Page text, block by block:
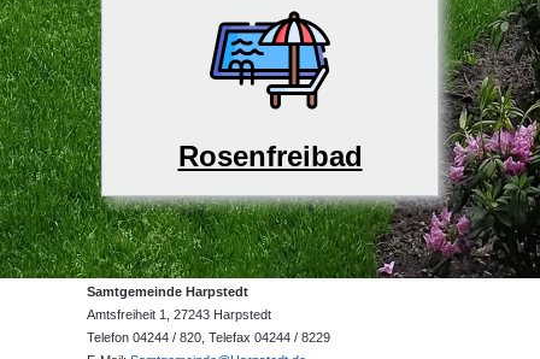
Rosenfreibad
Samtgemeinde Harpstedt
Amtsfreiheit 1, 27243 Harpstedt
Telefon 04244 / 820, Telefax 04244 / 8229